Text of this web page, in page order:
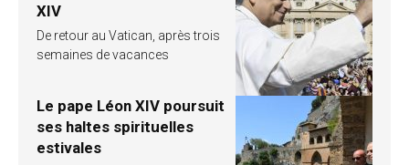
XIV
De retour au Vatican, après trois
semaines de vacances
Le pape Léon XIV poursuit
ses haltes spirituelles
estivales